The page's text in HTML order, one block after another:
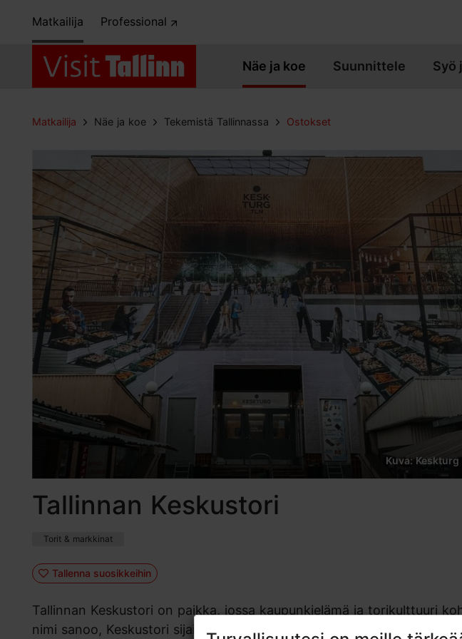
Matkailija Professional
Näe ja koe Suunnittele Syö
Matkailija Näe ja koe Tekemistä Tallinnassa Ostokset
Kuva: Keskturg
Tallinnan Keskustori
Torit & markkinat
Tallenna suosikkeihin
Tallinnan Keskustori on paikka, jossa kaupunkielämä ja torikulttuuri
nimi sanoo, Keskustori sijaitsee Tallinnan keskustassa ja on